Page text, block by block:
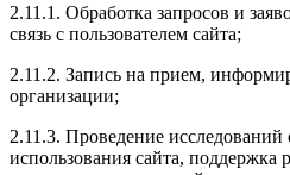
2.11.1. Обработка запросов и
связь с пользователем сайта;
2.11.2. Запись на прием,
организации;
2.11.3. Проведение исследований
использования сайта, поддержка